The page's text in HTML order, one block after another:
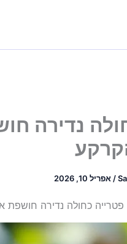
נדירה
/ אפריל 10, 2026
פטרייה כחולה נדירה